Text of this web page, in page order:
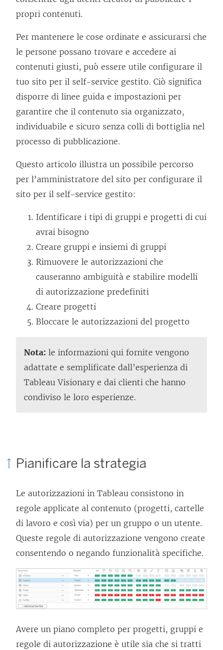
propri contenuti.
Per mantenere le cose ordinate e assicurarsi che
le persone possano trovare e accedere ai
contenuti giusti, può essere utile configurare il
tuo sito per il self-service gestito. Ciò significa
disporre di linee guida e impostazioni per
garantire che il contenuto sia organizzato,
individuabile e sicuro senza colli di bottiglia nel
processo di pubblicazione.
Questo articolo illustra un possibile percorso
per l’amministratore del sito per configurare il
sito per il self-service gestito:
Identificare i tipi di gruppi e progetti di cui
avrai bisogno
Creare gruppi e insiemi di gruppi
Rimuovere le autorizzazioni che
causeranno ambiguità e stabilire modelli
di autorizzazione predefiniti
Creare progetti
Bloccare le autorizzazioni del progetto
Nota: le informazioni qui fornite vengono
adattate e semplificate dall’esperienza di
Tableau Visionary e dai clienti che hanno
condiviso le loro esperienze.
Pianificare la strategia
Le autorizzazioni in Tableau consistono in
regole applicate al contenuto (progetti, cartelle
di lavoro e così via) per un gruppo o un utente.
Queste regole di autorizzazione vengono create
consentendo o negando funzionalità specifiche.
Avere un piano completo per progetti, gruppi e
regole di autorizzazione è utile sia che si tratti